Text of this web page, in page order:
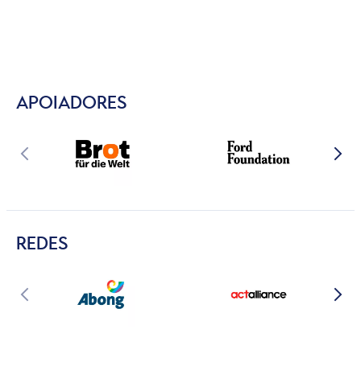
APOIADORES
REDES